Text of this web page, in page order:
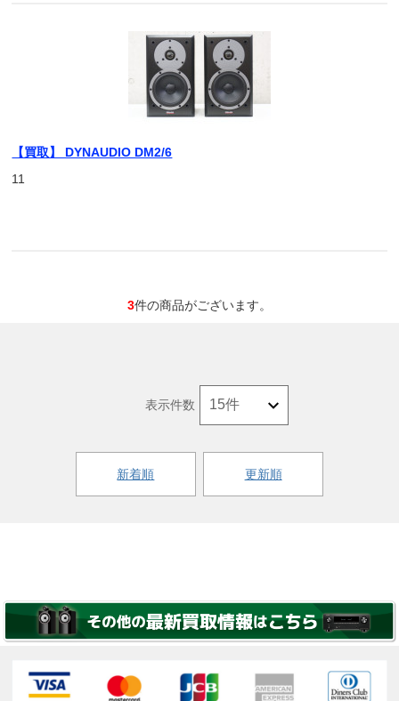
【買取】 DYNAUDIO DM2/6
11
3件の商品がございます。
新着順 更新順
表示件数